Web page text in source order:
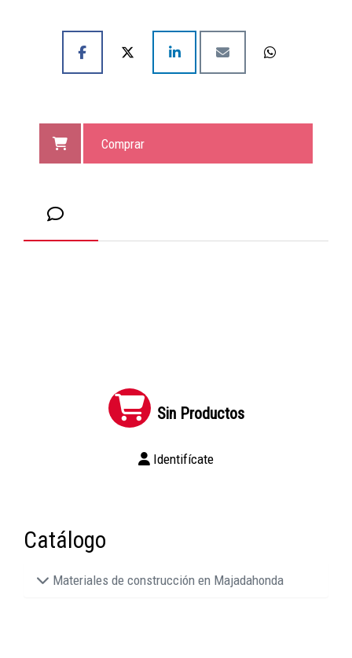
Comprar
Sin Productos
Identifícate
Catálogo
Materiales de construcción en Majadahonda